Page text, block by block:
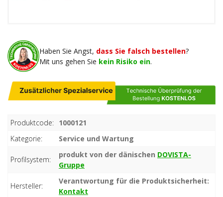
Haben Sie Angst, dass Sie falsch bestellen?
Mit uns gehen Sie kein Risiko ein.
Produktcode: 1000121
Kategorie:
Service und Wartung
Profilsystem:
produkt von der dänischen DOVISTA-
Gruppe
Hersteller:
Verantwortung für die Produktsicherheit:
Kontakt